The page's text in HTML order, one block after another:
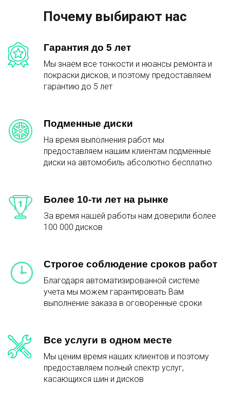
Почему выбирают нас
Гарантия до 5 лет
Мы знаем все тонкости и нюансы ремонта и
покраски дисков, и поэтому предоставляем
гарантию до 5 лет
Подменные диски
На время выполнения работ мы
предоставляем нашим клиентам подменные
диски на автомобиль абсолютно бесплатно
Более 10-ти лет на рынке
За время нашей работы нам доверили более
100 000 дисков
Строгое соблюдение сроков работ
Благодаря автоматизированной системе
учета мы можем гарантировать Вам
выполнение заказа в оговоренные сроки
Все услуги в одном месте
Мы ценим время наших клиентов и поэтому
предоставляем полный спектр услуг,
касающихся шин и дисков